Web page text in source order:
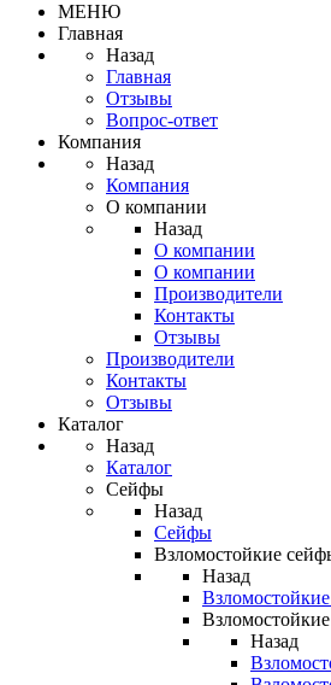
МЕНЮ
Главная
Назад
Главная
Отзывы
Вопрос-ответ
Компания
Назад
Компания
О компании
Назад
О компании
О компании
Производители
Контакты
Отзывы
Производители
Контакты
Отзывы
Каталог
Назад
Каталог
Сейфы
Назад
Сейфы
Взломостойкие
Назад
Назад